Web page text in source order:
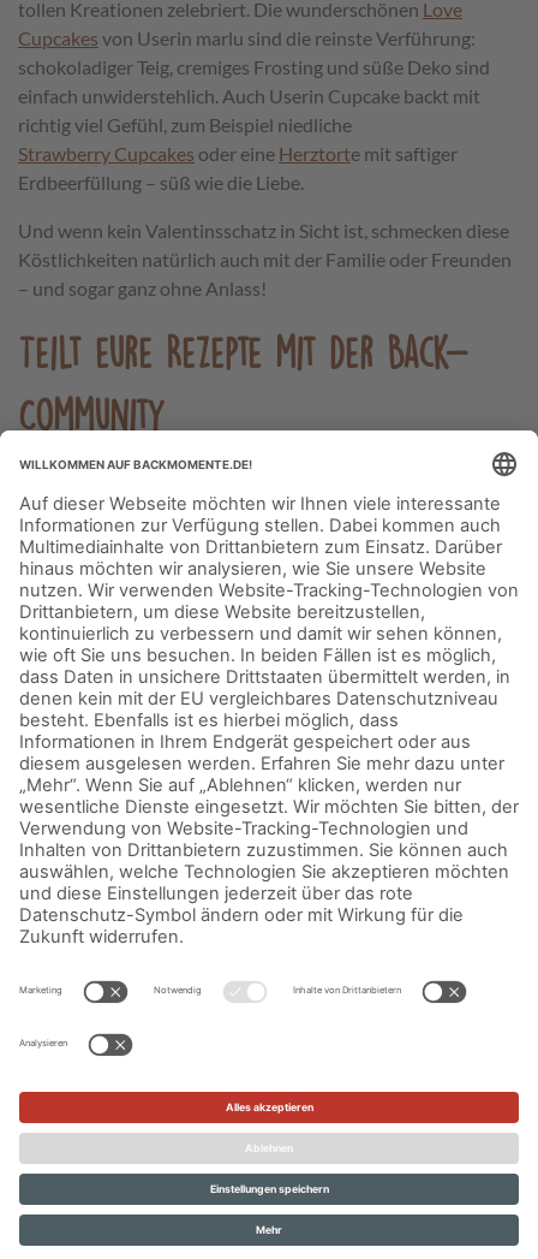
tollen Kreationen zelebriert. Die wunderschönen Love
Cupcakes von Userin marlu sind die reinste Verführung:
schokoladiger Teig, cremiges Frosting und süße Deko sind
einfach unwiderstehlich. Auch Userin Cupcake backt mit
richtig viel Gefühl, zum Beispiel niedliche
Strawberry Cupcakes oder eine Herztorte mit saftiger
Erdbeerfüllung – süß wie die Liebe.
Und wenn kein Valentinsschatz in Sicht ist, schmecken diese
Köstlichkeiten natürlich auch mit der Familie oder Freunden
– und sogar ganz ohne Anlass!
Teilt eure Rezepte mit der Back-
Community
Jetzt seid ihr dran: Zeigt der Back-Community, was ihr zum
Valentinstag backt und ladet euer Lieblingsrezept hoch. Oder
lasst euch von den anderen Usern inspirieren, die ihre
Rezepte schon geteilt haben. Denn beim Backen ist es wie in
der Liebe – ein ständiges Geben und Nehmen.
Postet eure kulinarischen Liebeserklärungen gern mit
#BackmomenteaufFacebook&Instagramund taggt uns,
denn auch wir sind echte Romantiker. Wir wünschen euch
gutes Gelingen und einen tollen Valentinstag!